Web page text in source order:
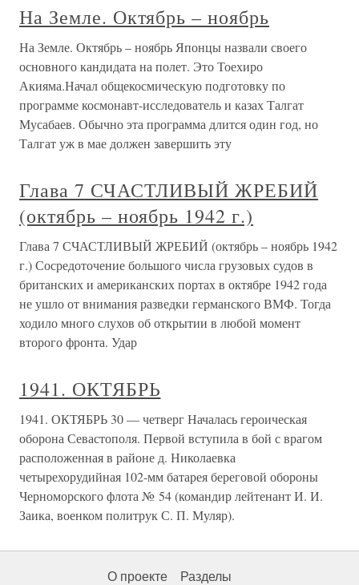
На Земле. Октябрь – ноябрь
На Земле. Октябрь – ноябрь Японцы назвали своего
основного кандидата на полет. Это Тоехиро
Акияма.Начал общекосмическую подготовку по
программе космонавт-исследователь и казах Талгат
Мусабаев. Обычно эта программа длится один год, но
Талгат уж в мае должен завершить эту
Глава 7 СЧАСТЛИВЫЙ ЖРЕБИЙ
(октябрь – ноябрь 1942 г.)
Глава 7 СЧАСТЛИВЫЙ ЖРЕБИЙ (октябрь – ноябрь 1942
г.) Сосредоточение большого числа грузовых судов в
британских и американских портах в октябре 1942 года
не ушло от внимания разведки германского ВМФ. Тогда
ходило много слухов об открытии в любой момент
второго фронта. Удар
1941. ОКТЯБРЬ
1941. ОКТЯБРЬ 30 — четверг Началась героическая
оборона Севастополя. Первой вступила в бой с врагом
расположенная в районе д. Николаевка
четырехорудийная 102-мм батарея береговой обороны
Черноморского флота № 54 (командир лейтенант И. И.
Заика, военком политрук С. П. Муляр).
О проекте Разделы